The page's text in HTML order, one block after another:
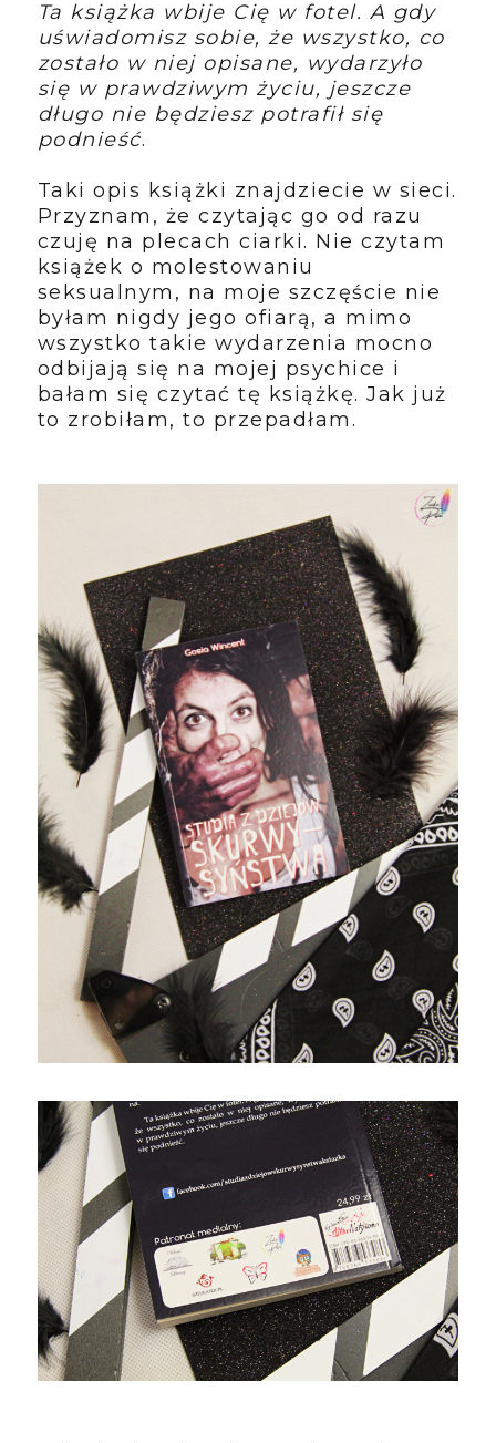
Ta książka wbije Cię w fotel. A gdy
uświadomisz sobie, że wszystko, co
zostało w niej opisane, wydarzyło
się w prawdziwym życiu, jeszcze
długo nie będziesz potrafił się
podnieść.
Taki opis książki znajdziecie w sieci.
Przyznam, że czytając go od razu
czuję na plecach ciarki. Nie czytam
książek o molestowaniu
seksualnym, na moje szczęście nie
byłam nigdy jego ofiarą, a mimo
wszystko takie wydarzenia mocno
odbijają się na mojej psychice i
bałam się czytać tę książkę. Jak już
to zrobiłam, to przepadłam.